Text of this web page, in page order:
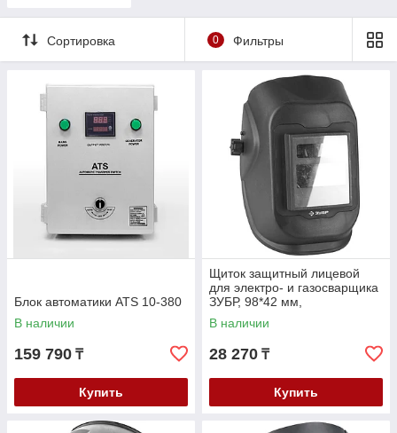
Сортировка 0 Фильтры
Блок автоматики ATS 10-380
В наличии
159 790 ₸
Купить
Щиток защитный лицевой
для электро- и газосварщика
ЗУБР, 98*42 мм,
автозатемнение (11079)
В наличии
28 270 ₸
Купить